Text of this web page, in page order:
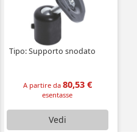
Tipo: Supporto snodato
A partire da 80,53 €
esentasse
Vedi